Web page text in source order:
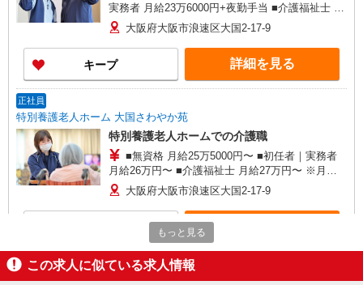
実務者 月給23万6000円+夜勤手当 ■介護福祉士 月
給24万6000円+夜勤手当 ※月給には、一律手当
+処遇改善手当等含みます ※夜勤手当6000円／回
------------------------ 【年収例】（月給×12ヶ月+賞与
3.8ヵ月分の場合 ※夜勤月4回想定） ■無資格
年収370万6000円 ■初任者｜実務者 年収376万
--------
大阪府大阪市浪速区大国2-17-9
キープ 詳細を見る
正社員
特別養護老人ホーム 大国さわやか苑
特別養護老人ホームでの介護職
■無資格 月給25万5000円〜 ■初任者｜実務者
月給26万円〜 ■介護福祉士 月給27万円〜 ※月給
には、一律手当+処遇改善手当等+夜勤手当4回分
含む ※夜勤手当6000円／回 ------------------------ 【年
収例】（月給×12ヶ月+賞与3.8ヵ月分の場合 ※夜
勤月4回想定） ■無資格 年収370万6000円 ■初
任者｜実務者 年収376万6000円 ■介護福祉士 年収
388万6000円 ------------------------
大阪府大阪市浪速区大国2-17-9
派遣社員
株式会社kotrio /●OS-H2-2009801
もっと見る
この求人に似ている求人情報